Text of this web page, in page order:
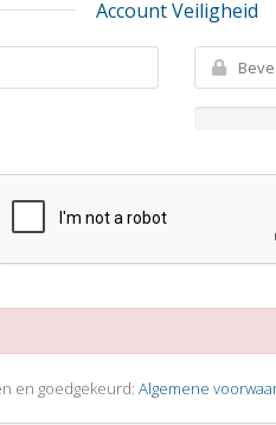
Account Veiligheid
en goedgekeurd: Algemene